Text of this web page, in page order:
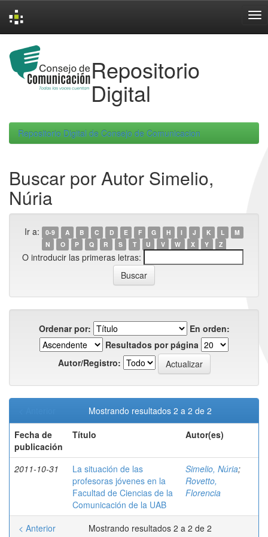
navigation
Repositorio
Digital
Repositorio Digital de Consejo de Comunicacion
Buscar por Autor Simelio,
Núria
Ir a: 0-9 A B C D E F G H I J K L
M
N
O P Q R S T U V W X Y Z
O introducir las primeras letras:
Ordenar por:
En orden:
Resultados por página
Autor/Registro:
Mostrando resultados 2 a 2 de 2
Fecha de
publicación
Título Autor(es)
2011-10-31
La situación de las
profesoras jóvenes en la
Facultad de Ciencias de la
Comunicación de la UAB
Simelio, Núria;
Rovetto,
Florencia
Mostrando resultados 2 a 2 de 2
< Anterior